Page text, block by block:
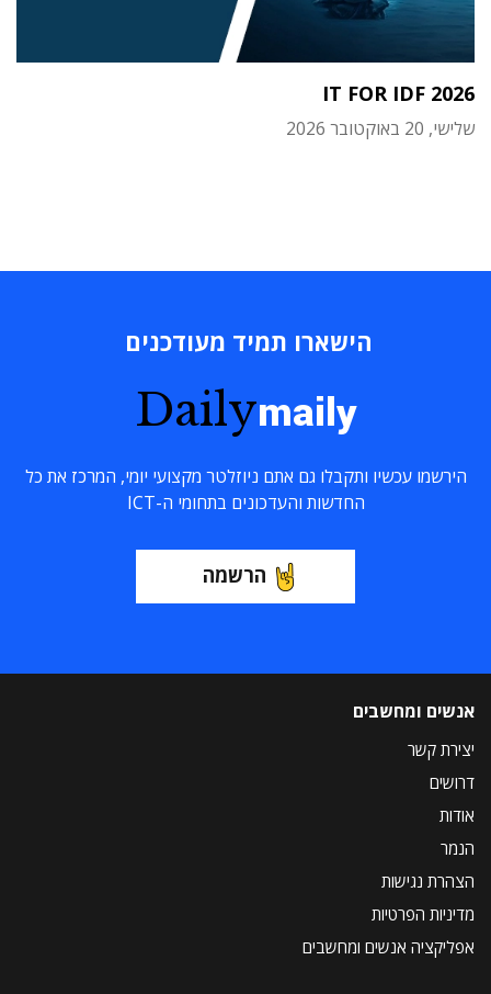
IT FOR IDF 2026
שלישי, 20 באוקטובר 2026
הישארו תמיד מעודכנים
Dailymaily
הירשמו עכשיו ותקבלו גם אתם ניוזלטר מקצועי יומי, המרכז את כל
החדשות והעדכונים בתחומי ה-ICT
הרשמה
אנשים ומחשבים
יצירת קשר
דרושים
אודות
הנמר
הצהרת נגישות
מדיניות הפרטיות
אפליקציה אנשים ומחשבים